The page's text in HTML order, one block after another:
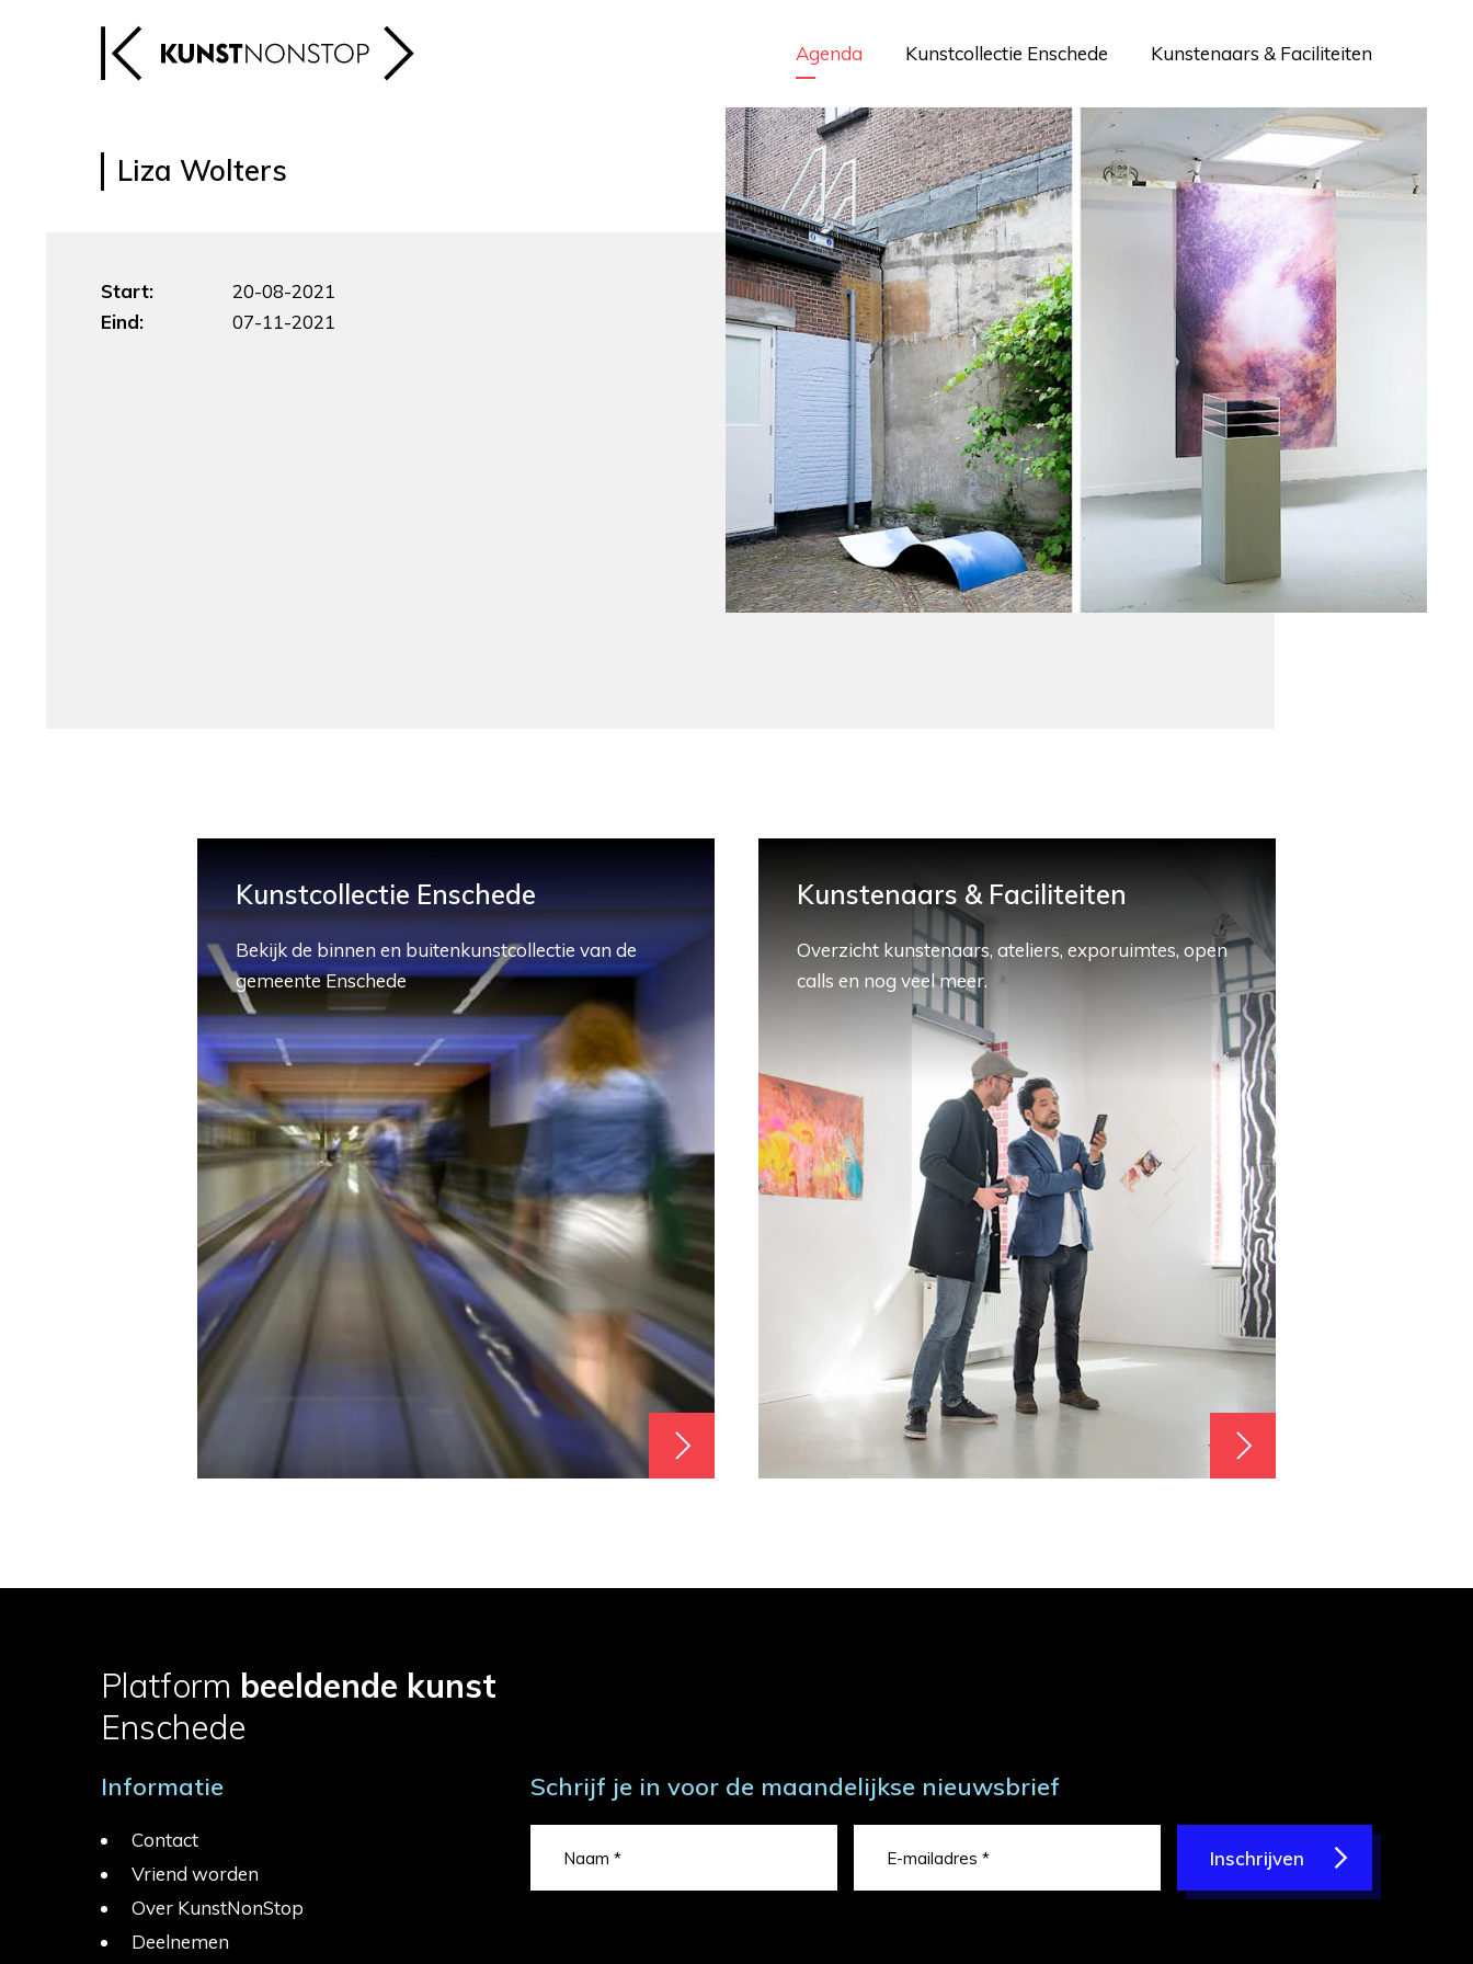
Agenda Kunstcollectie Enschede Kunstenaars & Faciliteiten
Liza Wolters
Start:
20-08-2021
Eind:
07-11-2021
Kunstcollectie Enschede
Bekijk de binnen en buitenkunstcollectie van de
gemeente Enschede
Kunstenaars & Faciliteiten
Overzicht kunstenaars, ateliers, exporuimtes, open
calls en nog veel meer.
Platform beeldende kunst
Enschede
Informatie
Contact
Vriend worden
Over KunstNonStop
Deelnemen
Schrijf je in voor de maandelijkse nieuwsbrief
Inschrijven